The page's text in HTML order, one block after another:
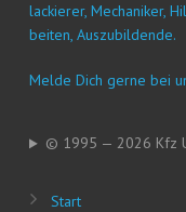
la­ckie­rer, Mecha­ni­ker,
bei­ten, Auszubildende.
Mel­de Dich ger­ne bei
© 1995 — 2026 Kfz
Start